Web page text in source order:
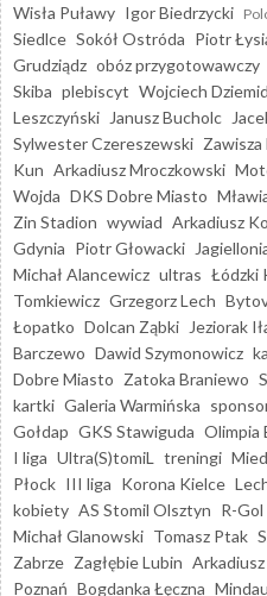
Wisła Puławy Igor Biedrzycki
Siedlce Sokół Ostróda Piotr
Grudziądz obóz przygotowawczy
Skiba plebiscyt Wojciech
Leszczyński
Janusz Bucholc
Sylwester Czereszewski Zawisza
Kun Arkadiusz Mroczkowski
Wojda DKS Dobre Miasto
Zin Stadion wywiad Arkadiusz
Gdynia Piotr Głowacki
Michał Alancewicz ultras Łódzki
Tomkiewicz Grzegorz Lech
Łopatko Dolcan Ząbki Jeziorak
Barczewo Dawid Szymonowicz
Dobre Miasto Zatoka Braniewo
kartki Galeria Warmińska
Gołdap GKS Stawiguda Olimpia
I liga Ultra(S)tomiL treningi
Płock III liga Korona Kielce
kobiety AS Stomil Olsztyn R-Gol
Michał Glanowski Tomasz Ptak
Zabrze Zagłębie Lubin
Poznań Bogdanka Łęczna